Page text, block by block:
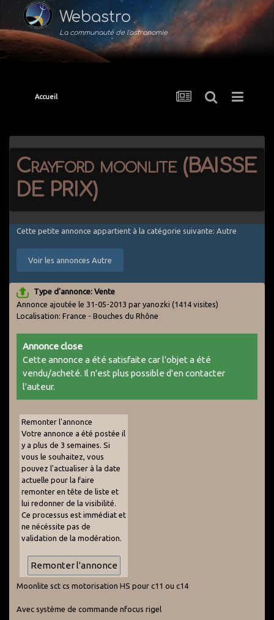
Webastro
La communauté de l'astronomie
Accueil
Crayford moonlite (BAISSE
DE PRIX)
Cette petite annonce appartient à la catégorie suivante: Autre
Voir les annonces Autre
Type d'annonce: Vente
Annonce ajoutée le 31-05-2013 par yanozki (1414 visites)
Localisation: France - Bouches du Rhône
Annonce close
Cette annonce a été satisfaite car l'objet a été
vendu/acheté. Il n'est plus possible d'en contacter
l'auteur.
Remonter l'annonce
Votre annonce a été postée il
y a plus de 3 semaines. Si
vous le souhaitez, vous
pouvez l'actualiser à la date
actuelle pour la faire
remonter en tête de liste et
lui redonner de la visibilité.
Ce processus est immédiat et
ne nécéssite pas de
validation de la modération.
Moonlite sct cs motorisation HS pour c11 ou c14
Avec système de commande nfocus rigel